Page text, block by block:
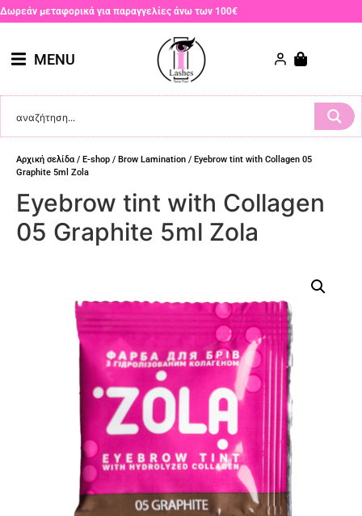
Δωρεάν μεταφορικά για παραγγελίες άνω των 100€
MENU
Αρχική σελίδα / E-shop / Brow Lamination / Eyebrow tint with Collagen 05
Graphite 5ml Zola
Eyebrow tint with Collagen
05 Graphite 5ml Zola